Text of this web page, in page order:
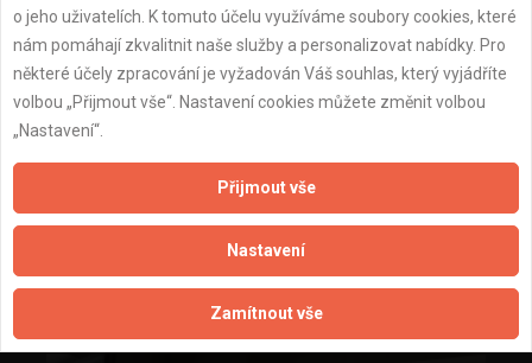
o jeho uživatelích. K tomuto účelu využíváme soubory cookies, které
nám pomáhají zkvalitnit naše služby a personalizovat nabídky. Pro
některé účely zpracování je vyžadován Váš souhlas, který vyjádříte
volbou „Přijmout vše“. Nastavení cookies můžete změnit volbou
„Nastavení“.
Přijmout vše
Nastavení
Zamítnout vše